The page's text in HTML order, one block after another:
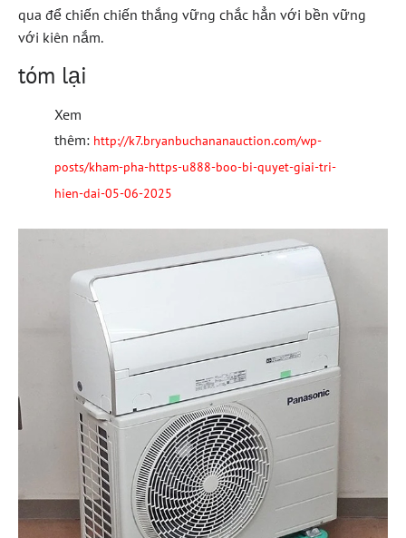
qua để chiến chiến thắng vững chắc hẳn với bền vững
với kiên nắm.
tóm lại
Xem
thêm: http://k7.bryanbuchananauction.com/wp-
posts/kham-pha-https-u888-boo-bi-quyet-giai-tri-
hien-dai-05-06-2025